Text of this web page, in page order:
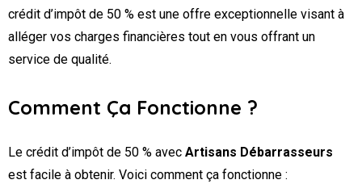
crédit d’impôt de 50 % est une offre exceptionnelle visant à
alléger vos charges financières tout en vous offrant un
service de qualité.
Comment Ça Fonctionne ?
Le crédit d’impôt de 50 % avec Artisans Débarrasseurs
est facile à obtenir. Voici comment ça fonctionne :